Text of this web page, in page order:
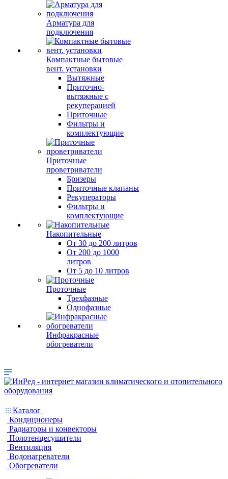
Арматура для
подключения
Компактные бытовые
вент. установки
Вытяжные
Приточно-
вытяжные с
рекуперацией
Приточные
Фильтры и
комплектующие
Приточные
проветриватели
Бризеры
Приточные клапаны
Рекуператоры
Фильтры и
комплектующие
Накопительные
От 30 до 200 литров
От 200 до 1000
литров
От 5 до 10 литров
Проточные
Трехфазные
Однофазные
Инфракрасные
обогреватели
Каталог
Кондиционеры
Радиаторы и конвекторы
Полотенцесушители
Вентиляция
Водонагреватели
Обогреватели